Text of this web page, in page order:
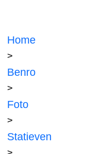
Home
>
Benro
>
Foto
>
Statieven